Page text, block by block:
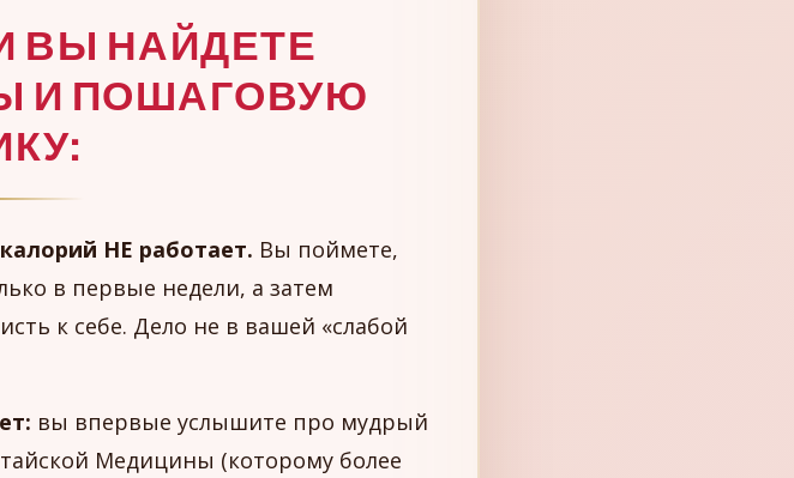
ВЫ НАЙДЕТЕ
И ПОШАГОВУЮ
НЕ работает. Вы поймете,
в первые недели, а затем
к себе. Дело не в вашей «слабой
вы впервые услышите про мудрый
Медицины (которому более